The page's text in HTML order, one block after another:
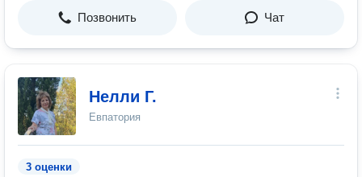
Позвонить Чат
Нелли Г.
Евпатория
3 оценки